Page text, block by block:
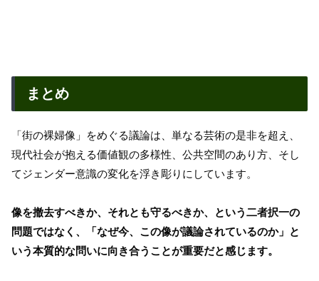
まとめ
「街の裸婦像」をめぐる議論は、単なる芸術の是非を超え、
現代社会が抱える価値観の多様性、公共空間のあり方、そし
てジェンダー意識の変化を浮き彫りにしています。
像を撤去すべきか、それとも守るべきか、という二者択一の
問題ではなく、「なぜ今、この像が議論されているのか」と
いう本質的な問いに向き合うことが重要だと感じます。